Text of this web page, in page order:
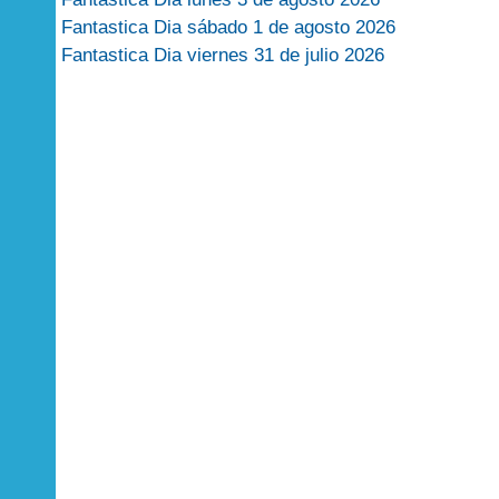
Fantastica Dia sábado 1 de agosto 2026
Fantastica Dia viernes 31 de julio 2026